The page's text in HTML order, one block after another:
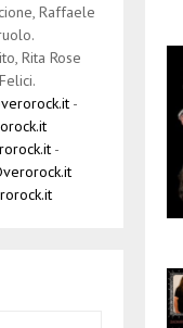
Raffaele
Rita Rose
-
-